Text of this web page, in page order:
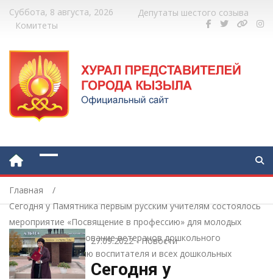
Суббота, 8 августа, 2026
Депутаты шестого созыва
Комитеты
Главная
Сегодня у Памятника первым русским учителям состоялось
мероприятие «Посвящение в профессию» для молодых
педагогов и чествование ветеранов дошкольного
образования, к Дню воспитателя и всех дошкольных
работников.
27.09.2022- Новости
Сегодня у